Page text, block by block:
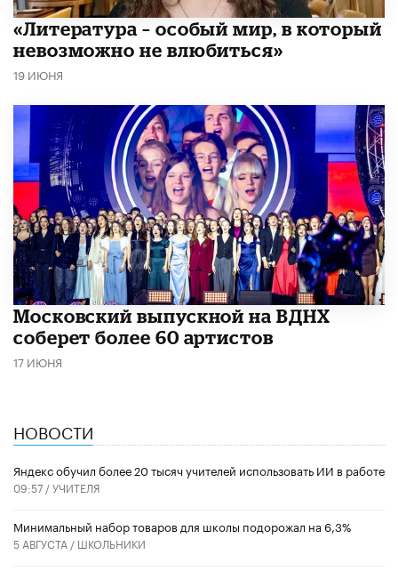
​«Литература – особый мир, в который
невозможно не влюбиться»
19 ИЮНЯ
Московский выпускной на ВДНХ
соберет более 60 артистов
17 ИЮНЯ
НОВОСТИ
​Яндекс обучил более 20 тысяч учителей использовать ИИ в работе
09:57 /УЧИТЕЛЯ
Минимальный набор товаров для школы подорожал на 6,3%
5 АВГУСТА / ШКОЛЬНИКИ